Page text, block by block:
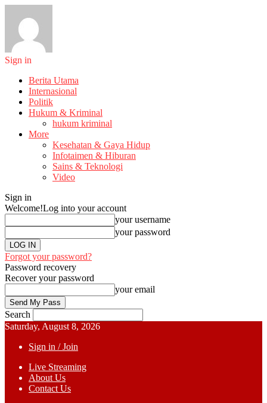
Sign in
Berita Utama
Internasional
Politik
Hukum & Kriminal
hukum kriminal
More
Kesehatan & Gaya Hidup
Infotaimen & Hiburan
Sains & Teknologi
Video
Sign in
Welcome!Log into your account
your username
your password
Forgot your password?
Password recovery
Recover your password
your email
Search
Saturday, August 8, 2026
Sign in / Join
Live Streaming
About Us
Contact Us